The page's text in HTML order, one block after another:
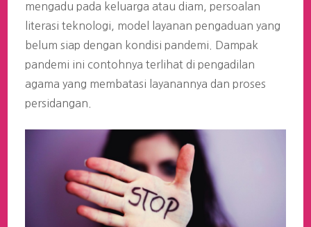
mengadu pada keluarga atau diam, persoalan
literasi teknologi, model layanan pengaduan yang
belum siap dengan kondisi pandemi. Dampak
pandemi ini contohnya terlihat di pengadilan
agama yang membatasi layanannya dan proses
persidangan.